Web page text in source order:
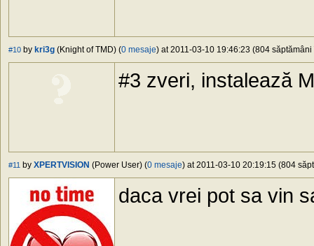
#10 by kri3g (Knight of TMD) (0 mesaje) at 2011-03-10 19:46:23 (804 săptămâni
#3 zveri, instalează
#11 by XPERTVISION (Power User) (0 mesaje) at 2011-03-10 20:19:15 (804
daca vrei pot sa vin